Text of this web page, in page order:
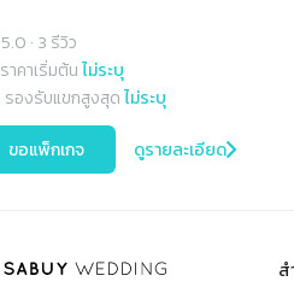
5.0 · 3 รีวิว
ราคาเริ่มต้นไม่ระบุ
รองรับแขกสูงสุดไม่ระบุ
ขอแพ็กเกจ ดูรายละเอียด
ส